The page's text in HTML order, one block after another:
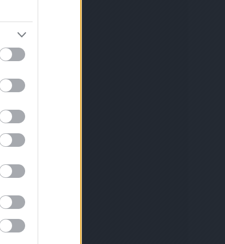
rendrakás a
padlizsán
nevelése
(1
(1
(2) parador
reggeli 1
)
petúnia
piacenzai
)
(1)
(1)
rebarbara
(1) remo
1
1) retek